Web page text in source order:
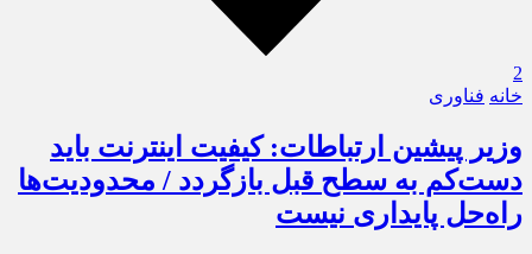
2
خانه فناوری
وزیر پیشین ارتباطات: کیفیت اینترنت باید
دست‌کم به سطح قبل بازگردد / محدودیت‌ها
راه‌حل پایداری نیست